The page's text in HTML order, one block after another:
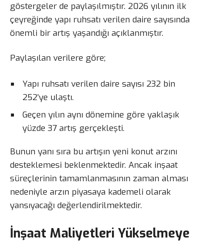
göstergeler de paylaşılmıştır. 2026 yılının ilk
çeyreğinde yapı ruhsatı verilen daire sayısında
önemli bir artış yaşandığı açıklanmıştır.
Paylaşılan verilere göre;
Yapı ruhsatı verilen daire sayısı 232 bin
252’ye ulaştı.
Geçen yılın aynı dönemine göre yaklaşık
yüzde 37 artış gerçekleşti.
Bunun yanı sıra bu artışın yeni konut arzını
desteklemesi beklenmektedir. Ancak inşaat
süreçlerinin tamamlanmasının zaman alması
nedeniyle arzın piyasaya kademeli olarak
yansıyacağı değerlendirilmektedir.
İnşaat Maliyetleri Yükselmeye